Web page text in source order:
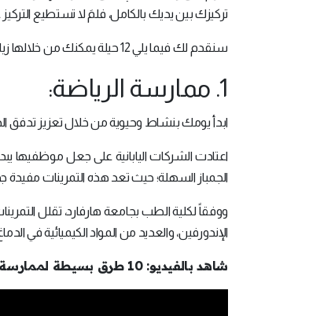
تركيزك بين يديك بالكامل، فلمَ لا تستطيع
سنقدم لك فيما يلي 12 حيلة يمكنك من خلالها زيادة تركيزك:
1. ممارسة الرياضة:
ابدأ يومك بنشاط وحيوية من خلال تعزيز تدفق
اعتادت الشركات اليابانية على جعل موظفيها
الجمباز السهلة؛ حيث تعد هذه التمرينات مفيدة
ووفقاً لكلية الطب بجامعة هارفارد، تقلل
الإندورفين، والعديد من المواد الكيميائية في
شاهد بالفيديو: 10 طرق بسيطة لممارسة التمارين الرياضية أثناء العمل